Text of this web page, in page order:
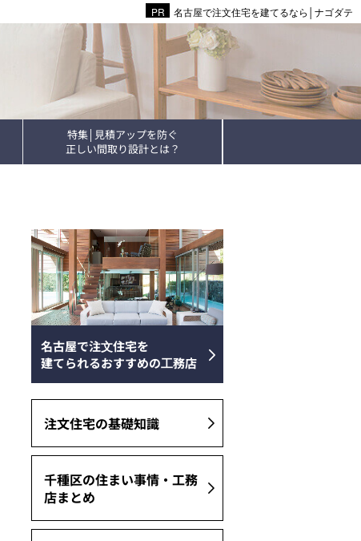
名古屋で注文住宅を建てるなら│ナゴダテ
特集│見積アップを防ぐ
正しい間取り設計とは？
名古屋で注⽂住宅を
建てられるおすすめの⼯務店
注文住宅の基礎知識
千種区の住まい事情・工務
店まとめ